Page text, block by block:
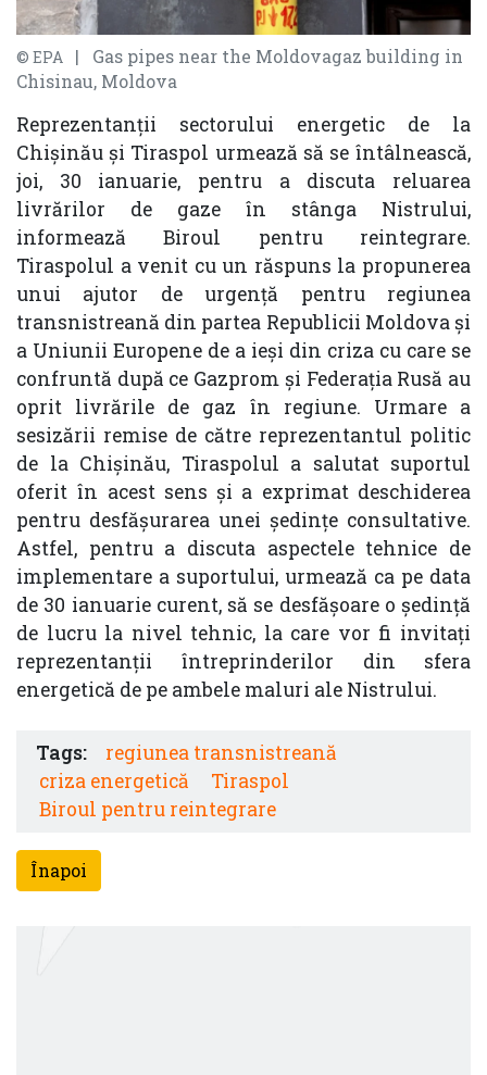
© EPA
| Gas pipes near the Moldovagaz building in
Chisinau, Moldova
Reprezentanții sectorului energetic de la
Chișinău și Tiraspol urmează să se întâlnească,
joi, 30 ianuarie, pentru a discuta reluarea
livrărilor de gaze în stânga Nistrului,
informează Biroul pentru reintegrare.
Tiraspolul a venit cu un răspuns la propunerea
unui ajutor de urgență pentru regiunea
transnistreană din partea Republicii Moldova și
a Uniunii Europene de a ieși din criza cu care se
confruntă după ce Gazprom și Federația Rusă au
oprit livrările de gaz în regiune. Urmare a
sesizării remise de către reprezentantul politic
de la Chișinău, Tiraspolul a salutat suportul
oferit în acest sens și a exprimat deschiderea
pentru desfășurarea unei ședințe consultative.
Astfel, pentru a discuta aspectele tehnice de
implementare a suportului, urmează ca pe data
de 30 ianuarie curent, să se desfășoare o ședință
de lucru la nivel tehnic, la care vor fi invitați
reprezentanții întreprinderilor din sfera
energetică de pe ambele maluri ale Nistrului.
Tags:
regiunea transnistreană
criza energetică
Tiraspol
Biroul pentru reintegrare
Înapoi